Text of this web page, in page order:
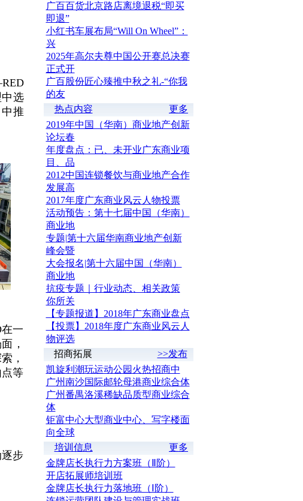
选
推
一
，
，
等
步
广百百货北京路店离境退税“即买
即退”
小红书车展布局“Will On Wheel”：
兴
2025年高尔夫尊中国公开赛总决赛
正式开
广百股份匠心臻推中秋之礼-“你我
的友
热点内容
更多
2019年中国（华南）商业地产创新
论坛春
年度盘点：已、未开业广东商业项
目、品
2012中国连锁餐饮与商业地产合作
发展高
2017年度广东商业风云人物投票
活动预告：第十七届中国（华南）
商业地
专题|第十六届华南商业地产创新
峰会暨
大会报名|第十六届中国（华南）
商业地
抗疫专题｜行业动态、相关政策
你所关
【专题报道】2018年广东商业盘点
【投票】2018年度广东商业风云人
物评选
招商拓展
>>发布
凯旋利潮玩运动公园火热招商中
广州南沙国际邮轮母港商业综合体
广州番禺洛溪稀缺品质型商业综合
体
钜富中心大型商业中心、写字楼面
向全球
培训信息
更多
金牌店长执行力方案班（Ⅱ阶）
开店拓展师培训班
金牌店长执行力落地班（Ⅰ阶）